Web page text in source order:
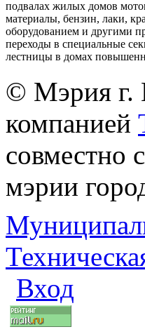
подвалах жилых домов
материалы, бензин, лаки,
оборудованием и другими
переходы в специальные
лестницы в домах
© Мэрия г.
компанией
совместно
мэрии
Вход